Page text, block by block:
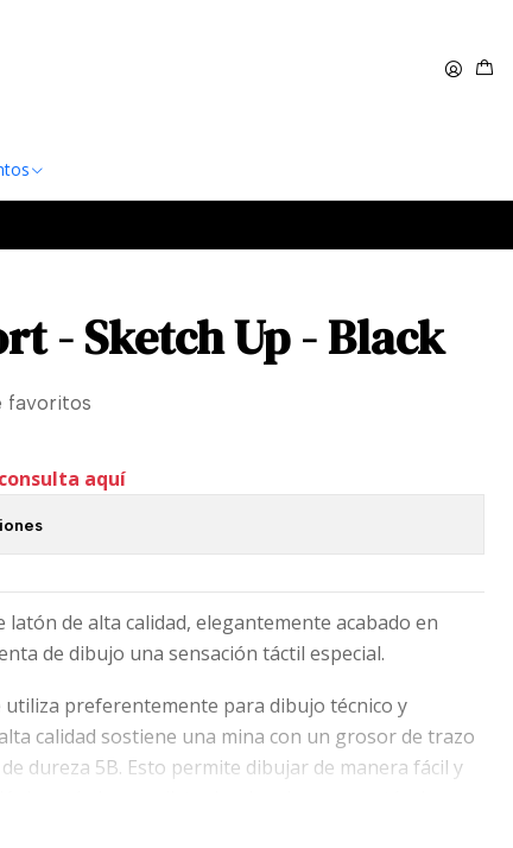
- Sketch Up - Black
favoritos
aquí
latón de alta calidad, elegantemente acabado en
de dibujo una sensación táctil especial.
utiliza preferentemente para dibujo técnico y
calidad sostiene una mina con un grosor de trazo
dureza 5B. Esto permite dibujar de manera fácil y
en el pulsador desmontable.